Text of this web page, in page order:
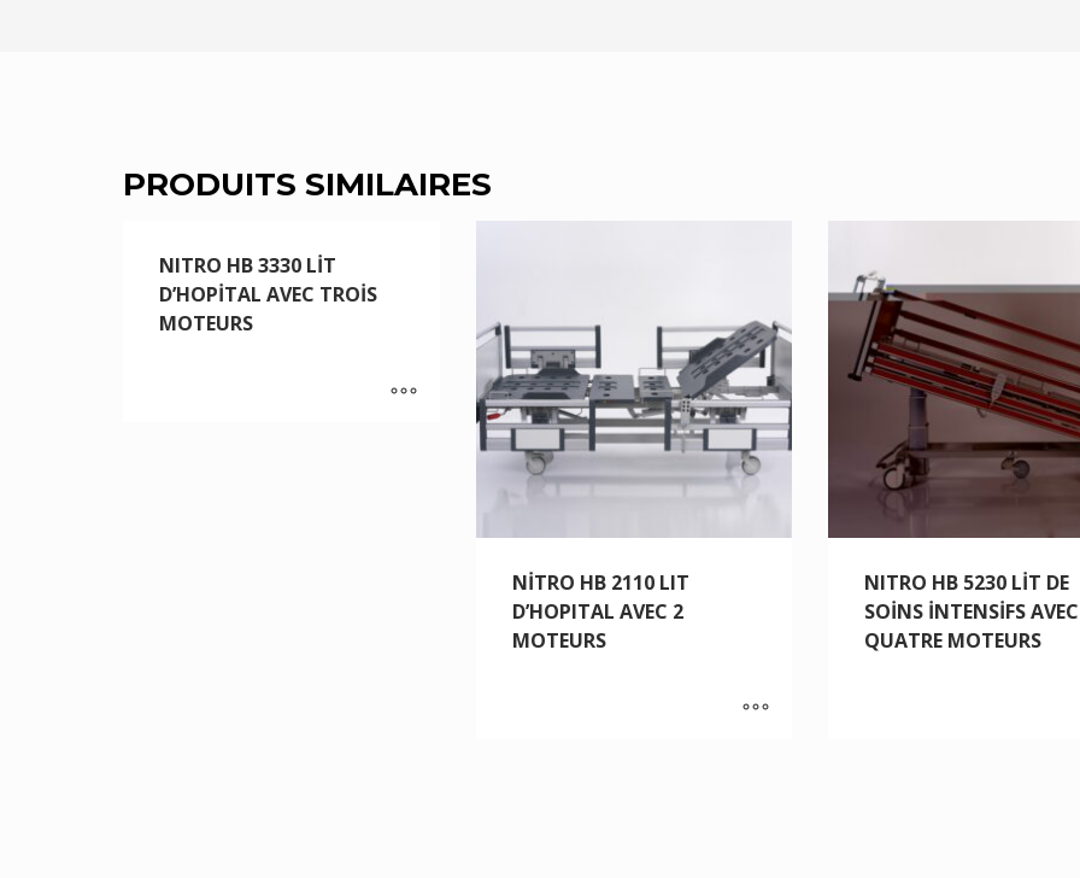
PRODUITS SIMILAIRES
NITRO HB 3330 LİT
D’HOPİTAL AVEC TROİS
MOTEURS
NİTRO HB 2110 LIT
D’HOPITAL AVEC 2
MOTEURS
NITRO HB 5230 LİT DE
SOİNS İNTENSİFS AVEC
QUATRE MOTEURS